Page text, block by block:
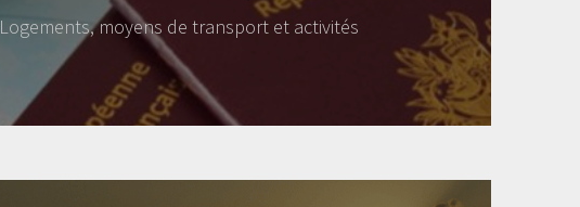
Logements, moyens de transport et activités